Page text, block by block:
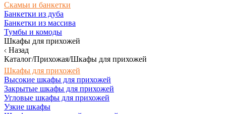
Скамьи и банкетки
Банкетки из дуба
Банкетки из массива
Тумбы и комоды
Шкафы для прихожей
Назад
Каталог/Прихожая/Шкафы для прихожей
Шкафы для прихожей
Высокие шкафы для прихожей
Закрытые шкафы для прихожей
Угловые шкафы для прихожей
Узкие шкафы